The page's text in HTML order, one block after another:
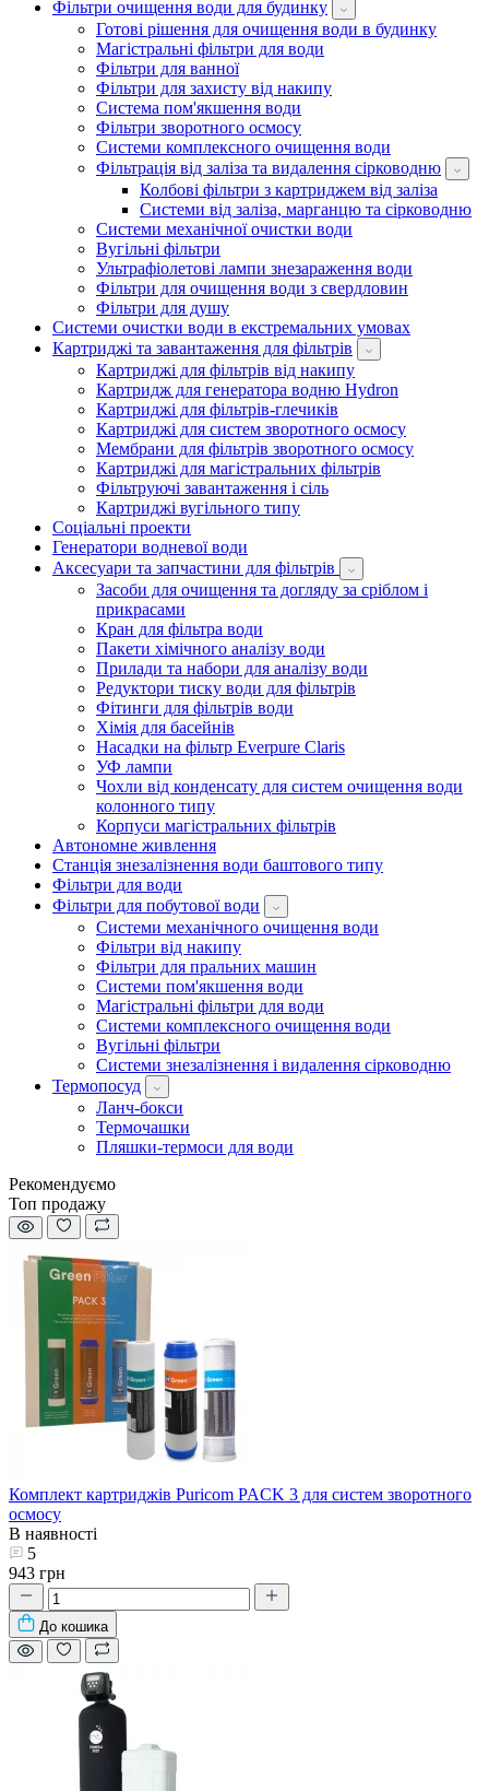
Фільтри очищення води для будинку
Готові рішення для очищення води в будинку
Магістральні фільтри для води
Фільтри для ванної
Фільтри для захисту від накипу
Система пом'якшення води
Фільтри зворотного осмосу
Системи комплексного очищення води
Фільтрація від заліза та видалення сірководню
Колбові фільтри з картриджем від заліза
Системи від заліза, марганцю та сірководню
Системи механічної очистки води
Вугільні фільтри
Ультрафіолетові лампи знезараження води
Фільтри для очищення води з свердловин
Фільтри для душу
Системи очистки води в екстремальних умовах
Картриджі та завантаження для фільтрів
Картриджі для фільтрів від накипу
Картридж для генератора водню Hydron
Картриджі для фільтрів-глечиків
Картриджі для систем зворотного осмосу
Мембрани для фільтрів зворотного осмосу
Картриджі для магістральних фільтрів
Фільтруючі завантаження і сіль
Картриджі вугільного типу
Соціальні проекти
Генератори водневої води
Аксесуари та запчастини для фільтрів
Засоби для очищення та догляду за сріблом і
прикрасами
Кран для фільтра води
Пакети хімічного аналізу води
Прилади та набори для аналізу води
Редуктори тиску води для фільтрів
Фітинги для фільтрів води
Хімія для басейнів
Насадки на фільтр Everpure Claris
УФ лампи
Чохли від конденсату для систем очищення води
колонного типу
Корпуси магістральних фільтрів
Автономне живлення
Станція знезалізнення води баштового типу
Фільтри для води
Фільтри для побутової води
Системи механічного очищення води
Фільтри від накипу
Фільтри для пральних машин
Системи пом'якшення води
Магістральні фільтри для води
Системи комплексного очищення води
Вугільні фільтри
Системи знезалізнення і видалення сірководню
Термопосуд
Ланч-бокси
Термочашки
Пляшки-термоси для води
Рекомендуємо
Топ продажу
Комплект картриджів Puricom PACK 3 для систем зворотного
осмосу
В наявності
5
943 грн
До кошика